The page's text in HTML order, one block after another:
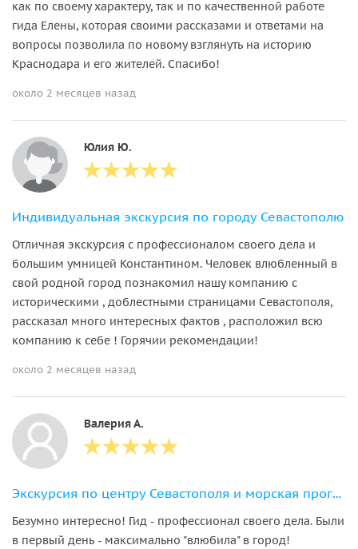
как по своему характеру, так и по качественной работе
гида Елены, которая своими рассказами и ответами на
вопросы позволила по новому взглянуть на историю
Краснодара и его жителей. Спасибо!
около 2 месяцев назад
Юлия Ю.
Индивидуальная экскурсия по городу Севастополю
Отличная экскурсия с профессионалом своего дела и
большим умницей Константином. Человек влюбленный в
свой родной город познакомил нашу компанию с
историческими , доблестными страницами Севастополя,
рассказал много интересных фактов , расположил всю
компанию к себе ! Горячии рекомендации!
около 2 месяцев назад
Валерия А.
Экскурсия по центру Севастополя и морская прогулка
Безумно интересно! Гид - профессионал своего дела. Были
в первый день - максимально "влюбила" в город!